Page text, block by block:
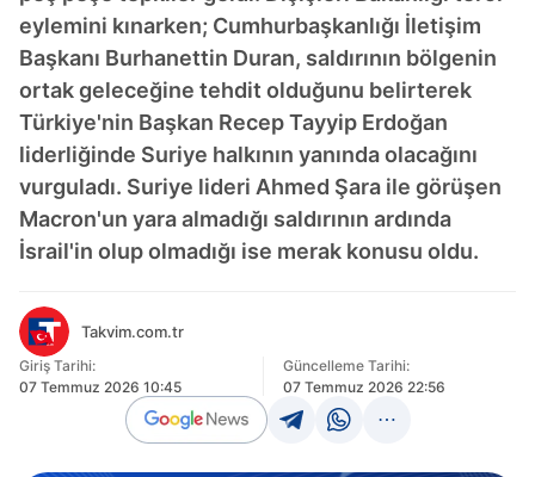
eylemini kınarken; Cumhurbaşkanlığı İletişim
Başkanı Burhanettin Duran, saldırının bölgenin
ortak geleceğine tehdit olduğunu belirterek
Türkiye'nin Başkan Recep Tayyip Erdoğan
liderliğinde Suriye halkının yanında olacağını
vurguladı. Suriye lideri Ahmed Şara ile görüşen
Macron'un yara almadığı saldırının ardında
İsrail'in olup olmadığı ise merak konusu oldu.
Takvim.com.tr
Giriş Tarihi:
07 Temmuz 2026 10:45
Güncelleme Tarihi:
07 Temmuz 2026 22:56